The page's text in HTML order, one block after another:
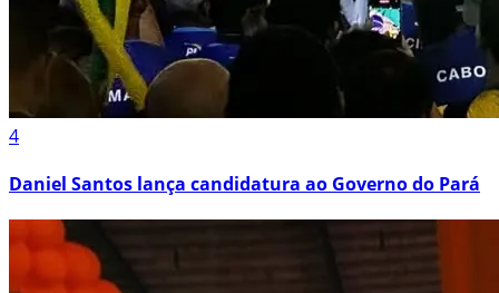
4
Daniel Santos lança candidatura ao Governo do Pará